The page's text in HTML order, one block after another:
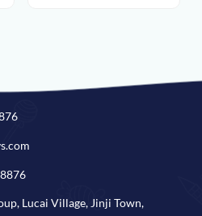
Lucai Village, Jinji Town,